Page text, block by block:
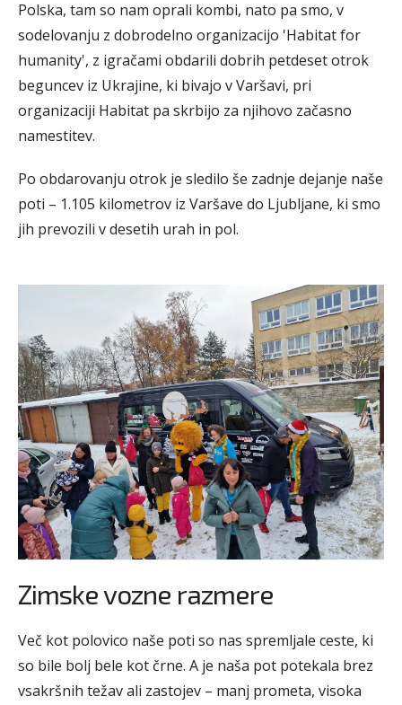
Polska, tam so nam oprali kombi, nato pa smo, v
sodelovanju z dobrodelno organizacijo 'Habitat for
humanity', z igračami obdarili dobrih petdeset otrok
beguncev iz Ukrajine, ki bivajo v Varšavi, pri
organizaciji Habitat pa skrbijo za njihovo začasno
namestitev.
Po obdarovanju otrok je sledilo še zadnje dejanje naše
poti – 1.105 kilometrov iz Varšave do Ljubljane, ki smo
jih prevozili v desetih urah in pol.
Zimske vozne razmere
Več kot polovico naše poti so nas spremljale ceste, ki
so bile bolj bele kot črne. A je naša pot potekala brez
vsakršnih težav ali zastojev – manj prometa, visoka